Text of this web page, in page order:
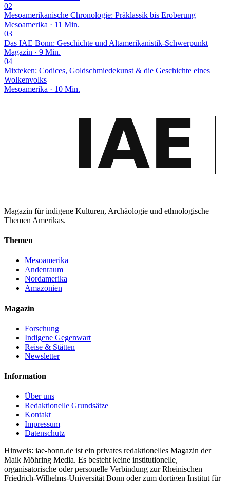
Lukas Reuter leitet die Mesoamerika-Redaktion des IAE-Bonn
Magazins. Sein Schwerpunkt liegt auf den klassischen Maya-
Kulturen, der aztekischen Tripel-Allianz und den großen
archäologischen Stätten Mesoamerikas – von Tikal über…
Alle Beiträge →
Meistgelesen
Mesoamerikanische Chronologie: Präklassik bis Eroberung
Das IAE Bonn: Geschichte und Altamerikanistik-Schwerpunkt
Mesoamerika · 10 Min.
Magazin für indigene Kulturen, Archäologie und ethnologische
Themen Amerikas.
Themen
Mesoamerika
Nordamerika
Amazonien
Magazin
Forschung
Indigene Gegenwart
Reise & Stätten
Newsletter